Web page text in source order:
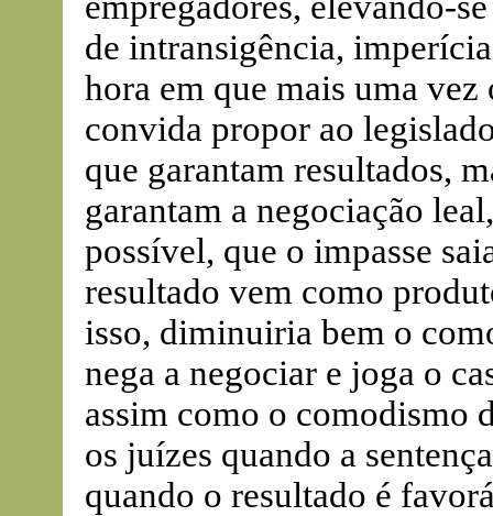
de intransigência,
hora em que mais uma
convida propor ao
que garantam resultados,
garantam a negociação
possível, que o impasse
resultado vem como
isso, diminuiria bem o
nega a negociar e joga o
assim como o comodismo
os juízes quando a
quando o resultado é